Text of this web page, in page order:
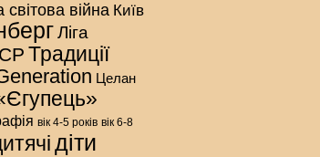
світова війна Київ
Ліга
Традиції
Целан
вік 4-5 років вік 6-8
діти